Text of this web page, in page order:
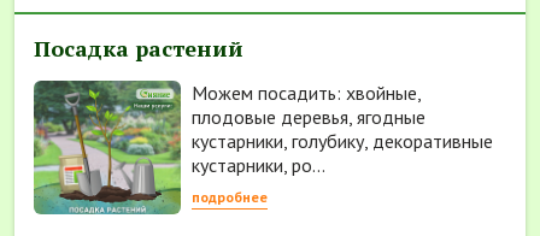
Посадка растений
Можем посадить: хвойные,
плодовые деревья, ягодные
кустарники, голубику, декоративные
кустарники, ро...
подробнее